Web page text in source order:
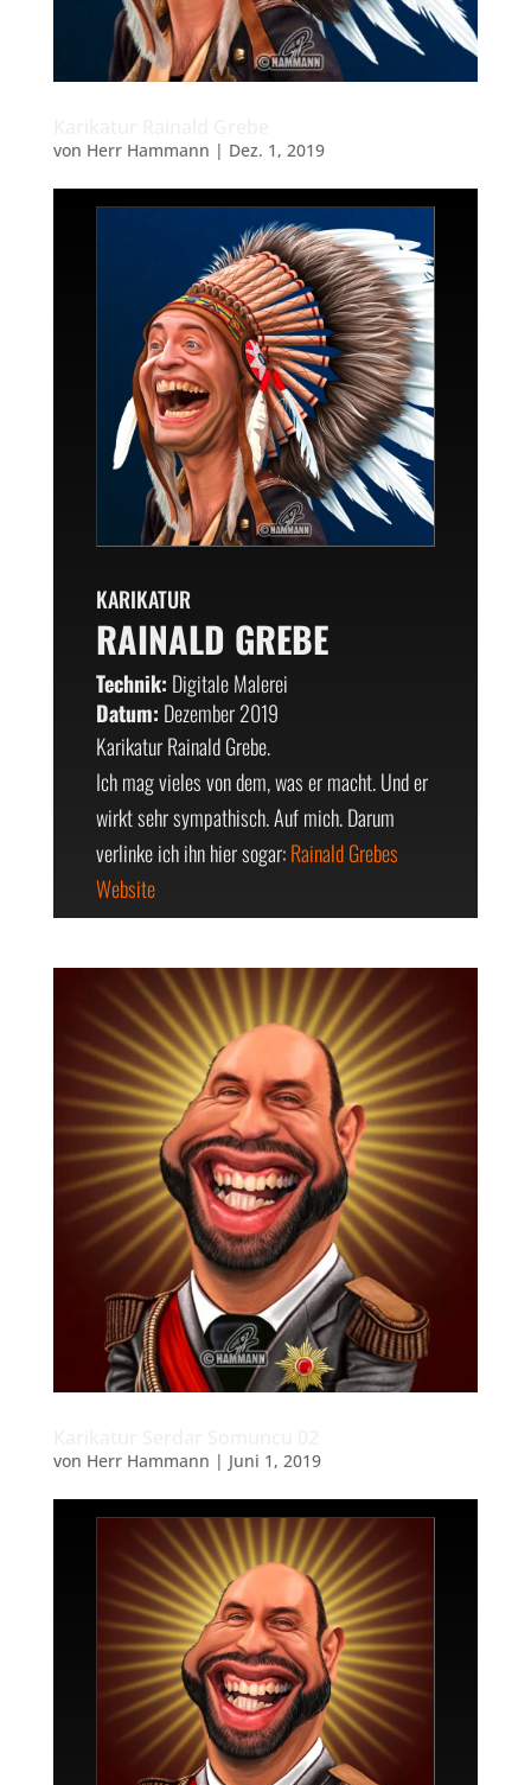
von Herr Hammann | Dez. 1, 2019
KARIKATUR
RAINALD GREBE
Technik: Digitale Malerei
Datum: Dezember 2019
Karikatur Rainald Grebe.
Ich mag vieles von dem, was er macht. Und er
wirkt sehr sympathisch. Auf mich. Darum
verlinke ich ihn hier sogar:Rainald Grebes
Website
von Herr Hammann | Juni 1, 2019